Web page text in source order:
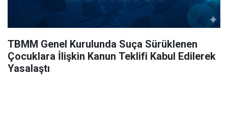
TBMM Genel Kurulunda Suça Sürüklenen
Çocuklara İlişkin Kanun Teklifi Kabul Edilerek
Yasalaştı